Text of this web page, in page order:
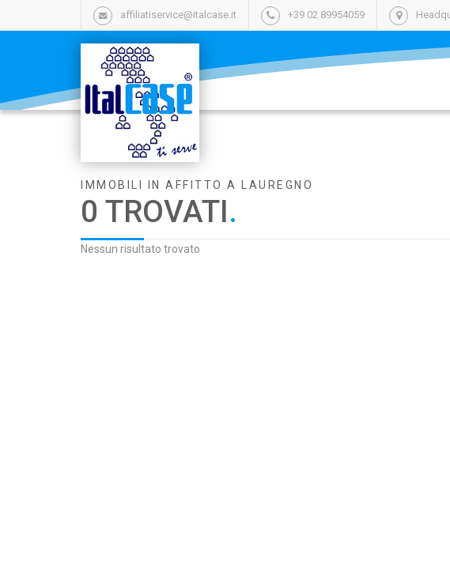
affiliatiservice@italcase.it +39 02 89954059
IMMOBILI IN AFFITTO A LAUREGNO
0 TROVATI.
Nessun risultato trovato